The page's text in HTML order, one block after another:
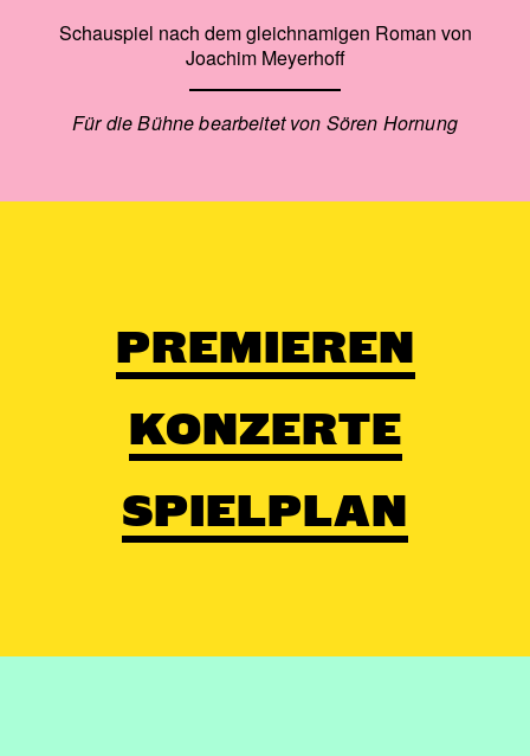
Schauspiel nach dem gleichnamigen Roman von
Joachim Meyerhoff
Für die Bühne bearbeitet von Sören Hornung
PREMIEREN
KONZERTE
SPIELPLAN